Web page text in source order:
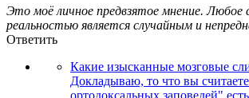
Это моё личное предвзятое мнение. Любое
реальностью является случайным и
Ответить
Какие изысканные мозговые
Докладываю, то что вы
ортодоксальных заповедей" есть